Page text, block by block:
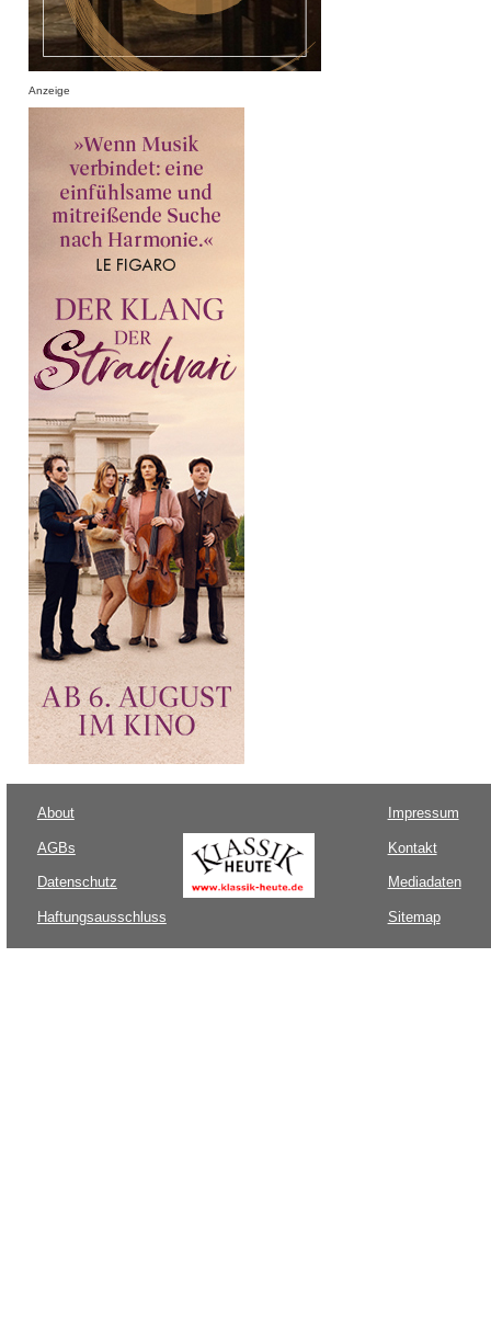
Anzeige
About
AGBs
Datenschutz
Haftungsausschluss
Impressum
Kontakt
Mediadaten
Sitemap